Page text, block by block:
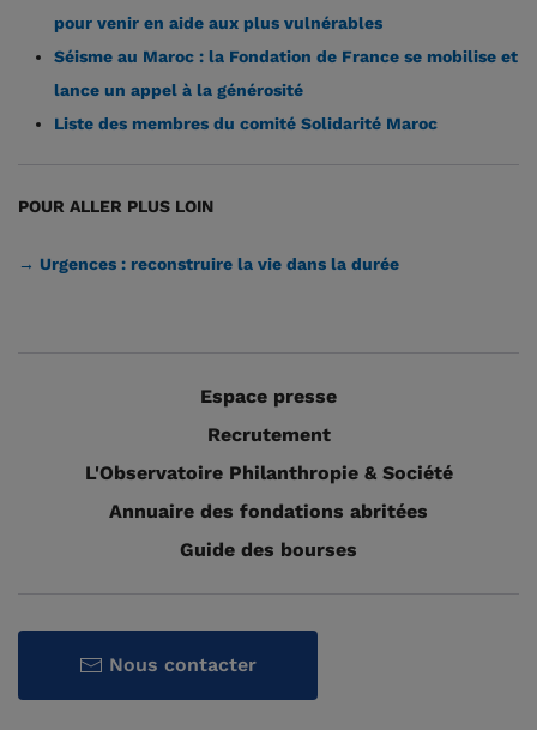
pour venir en aide aux plus vulnérables
Séisme au Maroc : la Fondation de France se mobilise et
lance un appel à la générosité
Liste des membres du comité Solidarité Maroc
POUR ALLER PLUS LOIN
→ Urgences : reconstruire la vie dans la durée
Espace presse
Recrutement
L'Observatoire Philanthropie & Société
Annuaire des fondations abritées
Guide des bourses
Nous contacter